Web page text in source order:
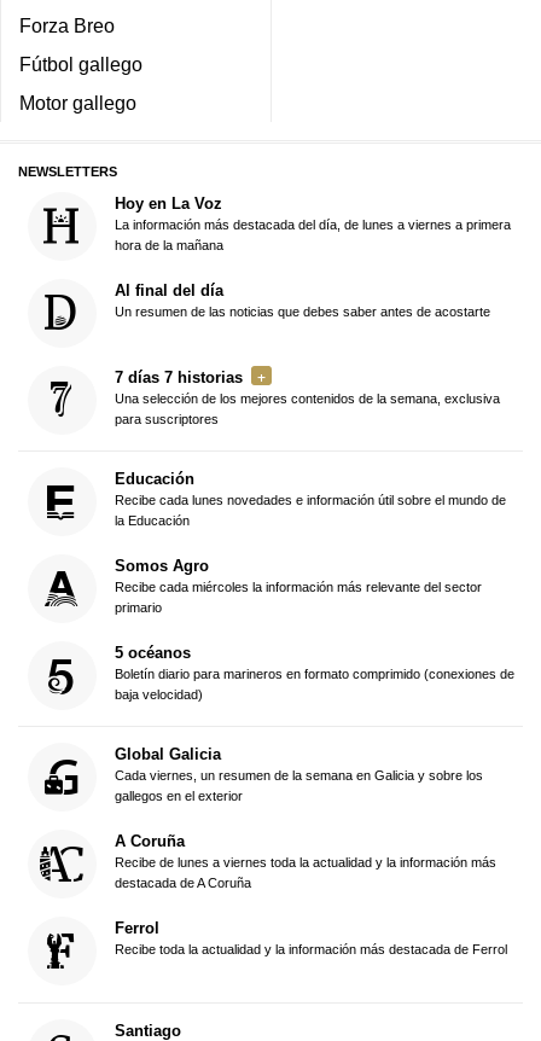
Forza Breo
Fútbol gallego
Motor gallego
NEWSLETTERS
Hoy en La Voz
La información más destacada del día, de lunes a viernes a primera
hora de la mañana
Al final del día
Un resumen de las noticias que debes saber antes de acostarte
7 días 7 historias
Una selección de los mejores contenidos de la semana, exclusiva
para suscriptores
Educación
Recibe cada lunes novedades e información útil sobre el mundo de
la Educación
Somos Agro
Recibe cada miércoles la información más relevante del sector
primario
5 océanos
Boletín diario para marineros en formato comprimido (conexiones de
baja velocidad)
Global Galicia
Cada viernes, un resumen de la semana en Galicia y sobre los
gallegos en el exterior
A Coruña
Recibe de lunes a viernes toda la actualidad y la información más
destacada de A Coruña
Ferrol
Recibe toda la actualidad y la información más destacada de Ferrol
Santiago